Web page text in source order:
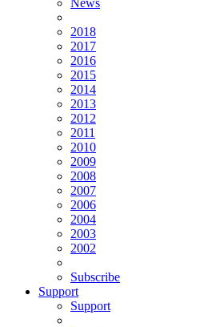
News
2018
2017
2016
2015
2014
2013
2012
2011
2010
2009
2008
2007
2006
2004
2003
2002
Subscribe
Support
Support